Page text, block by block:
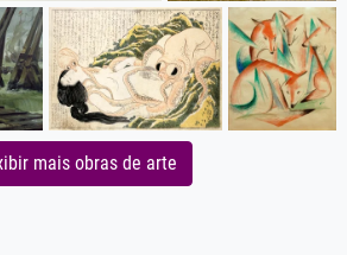
mais obras de arte